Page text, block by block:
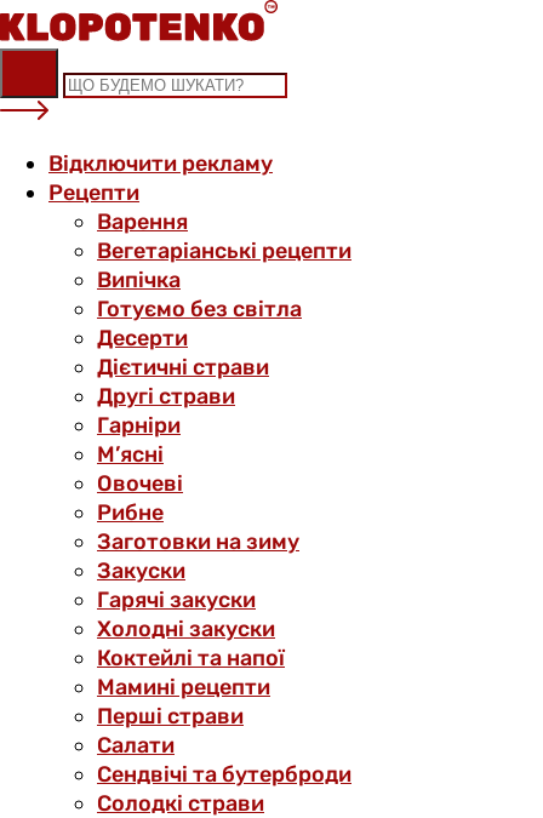
Skip
to
content
Відключити рекламу
Рецепти
Варення
Вегетаріанські рецепти
Випічка
Готуємо без світла
Десерти
Дієтичні страви
Другі страви
Гарніри
М’ясні
Овочеві
Рибне
Заготовки на зиму
Закуски
Гарячі закуски
Холодні закуски
Коктейлі та напої
Мамині рецепти
Перші страви
Салати
Сендвічі та бутерброди
Солодкі страви